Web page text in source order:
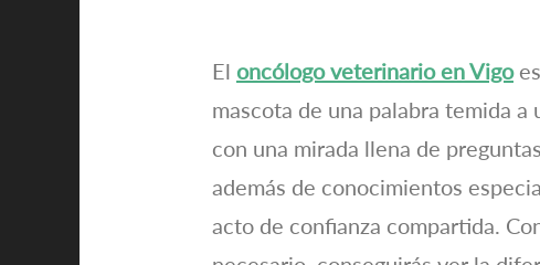
El oncólogo veterinario en Vigo
mascota de una palabra temida
con una mirada llena de
además de conocimientos
acto de confianza compartida.